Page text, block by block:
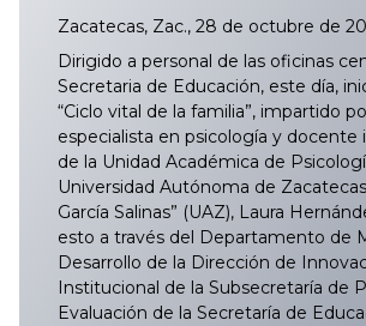
Zacatecas, Zac., 28 de octubre de
Dirigido a personal de las oficinas
Secretaria de Educación, este día,
“Ciclo vital de la familia”, impartido
especialista en psicología y docente
de la Unidad Académica de
Universidad Autónoma de Zacatecas
García Salinas” (UAZ), Laura
esto a través del Departamento de
Desarrollo de la Dirección de
Institucional de la Subsecretaría de
Evaluación de la Secretaría de